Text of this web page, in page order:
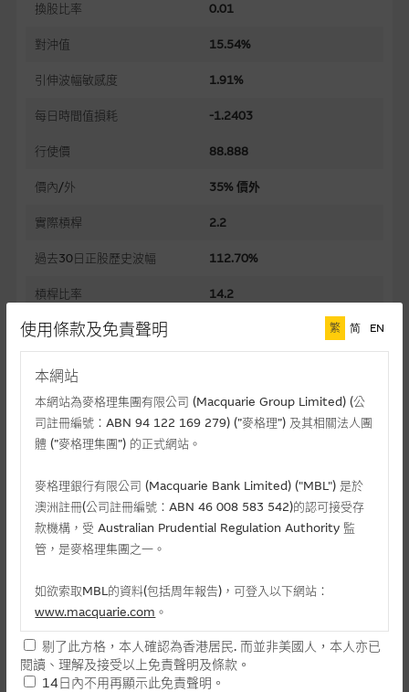
換股比率 0.01
對沖值 15.54%
引伸波幅敏感度 1.91%
每日時間值損耗 -1.2403
行使價 88.888
價內/外 35% 價外
實際槓桿 2.2
過去30日正股歷史波幅 112.70%
槓桿比率 14.2
溢價
引伸波幅
到期日(日-月-年) 30/11/2026
上市日(日-月-年)
距離到期日 116日
每手(份)
街貨百分比
最後更新日期： 06-08-2026 16:20
使用條款及免責聲明 繁 简 EN
本網站
本網站為麥格理集團有限公司 (Macquarie Group Limited) (公
司註冊編號：ABN 94 122 169 279) (”麥格理”) 及其相關法人團
體 (”麥格理集團”) 的正式網站。
麥格理銀行有限公司 (Macquarie Bank Limited) ("MBL") 是於
澳洲註冊(公司註冊編號：ABN 46 008 583 542)的認可接受存
款機構，受 Australian Prudential Regulation Authority 監
管，是麥格理集團之一。
如欲索取MBL的資料(包括周年報告)，可登入以下網站：
www.macquarie.com 。
本網站所載資料會隨時更改，而不作另行通知，如閣下欲取麥格
理的資料，可直接聯絡本集團職員。
剔了此方格，本人確認為香港居民. 而並非美國人，本人亦已
閱讀、理解及接受以上免責聲明及條款。
14日內不用再顯示此免責聲明。